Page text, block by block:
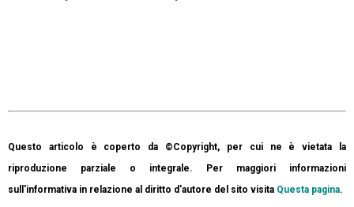
Questo articolo è coperto da ©Copyright, per cui ne è vietata la
riproduzione parziale o integrale. Per maggiori informazioni
sull'informativa in relazione al diritto d'autore del sito visita Questa pagina.